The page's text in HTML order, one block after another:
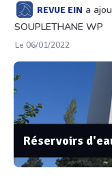
REVUE EIN a
SOUPLETHANE WP
Le 06/01/2022
Réservoirs